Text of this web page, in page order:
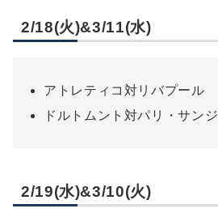
2/18(火)&3/11(水)
アトレティコ対リバプール
ドルトムント対パリ・サン
2/19(水)&3/10(火)